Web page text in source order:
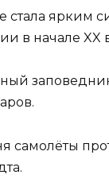
стала ярким
в начале XX
самолёты